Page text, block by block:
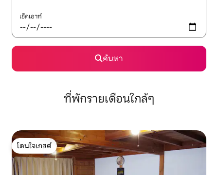
เช็คเอาท์
ค้นหา
ที่พักรายเดือนใกล้ๆ
โดนใจเกสต์
โดนใจเกสต์